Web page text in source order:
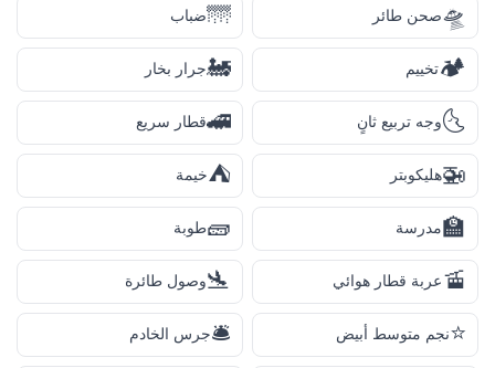
🛸صحن طائر 🌁ضباب
🏕️تخييم 🚂جرار بخار
🌜وجه تربيع ثانٍ 🚄قطار سريع
🚁هليكوبتر ⛺خيمة
🏫مدرسة 🧱طوبة
🚡عربة قطار هوائي 🛬وصول طائرة
⭐نجم متوسط أبيض 🛎️جرس الخادم